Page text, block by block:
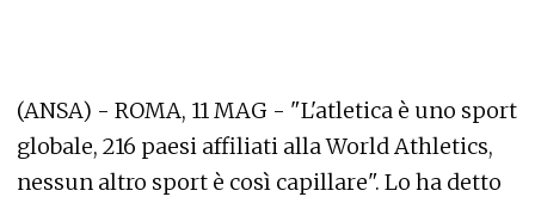
(ANSA) - ROMA, 11 MAG - "L'atletica è uno sport
globale, 216 paesi affiliati alla World Athletics,
nessun altro sport è così capillare". Lo ha detto